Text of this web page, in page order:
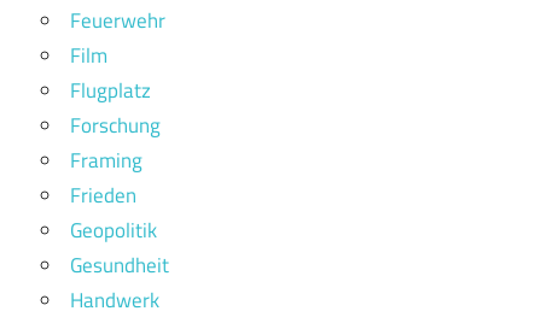
Feuerwehr
Film
Flugplatz
Forschung
Framing
Frieden
Geopolitik
Gesundheit
Handwerk